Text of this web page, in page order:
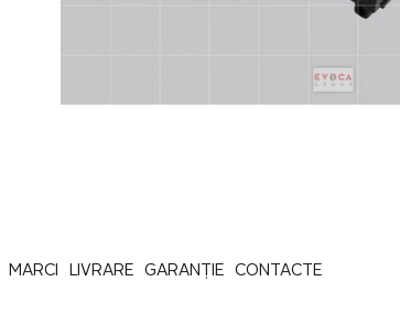
MARCI LIVRARE GARANȚIE CONTACTE